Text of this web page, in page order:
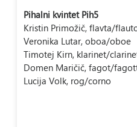
Pihalni kvintet Pih5
Kristin Primožič, flavta/
Veronika Lutar, oboa/oboe
Timotej Kirn, klarinet/
Domen Maričič, fagot/
Lucija Volk, rog/corno